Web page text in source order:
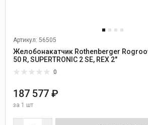
Артикул: 56505
Желобонакатчик Rothenberger
50 R, SUPERTRONIC 2 SE, REX 2"
0
187 577 ₽
за 1 шт